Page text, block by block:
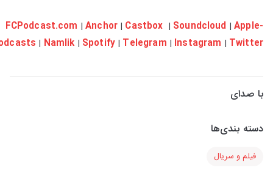
FCPodcast.com |Anchor | Castbox | Soundcloud |Apple-
| Namlik | Spotify | Telegram | Instagram | Twitter
با صدای
دسته بندی‌ها
فیلم و سریال